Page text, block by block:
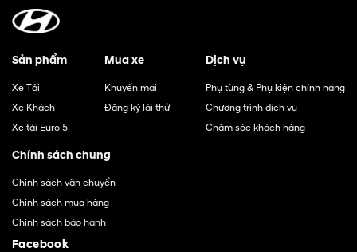
Sản phẩm
Xe Tải
Xe Khách
Xe tải Euro 5
Mua xe
Khuyến mãi
Đăng ký lái thử
Dịch vụ
Phụ tùng & Phụ kiện chính hãng
Chương trình dịch vụ
Chăm sóc khách hàng
Chính sách chung
Chính sách vận chuyển
Chính sách mua hàng
Chính sách bảo hành
Facebook